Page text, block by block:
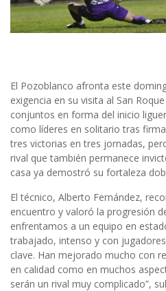
El Pozoblanco afronta este
exigencia en su visita al San
conjuntos en forma del inicio
como líderes en solitario tras
tres victorias en tres jornadas,
rival que también permanece
casa ya demostró su fortaleza
El técnico, Alberto Fernández,
encuentro y valoró la progresión
enfrentamos a un equipo en
trabajado, intenso y con
clave. Han mejorado mucho con
en calidad como en muchos
serán un rival muy complicado”,